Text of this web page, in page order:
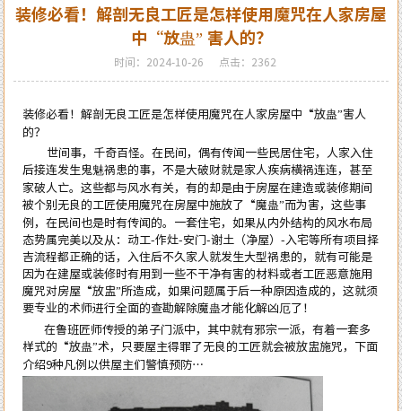
装修必看！解剖无良工匠是怎样使用魔咒在人家房屋
中“放蛊” 害人的？
时间：2024-10-26 点击：2362
装修必看！解剖无良工匠是怎样使用魔咒在人家房屋中“放蛊”害人
的？
世间事，千奇百怪。在民间，偶有传闻一些民居住宅，人家入住
后接连发生鬼魅祸患的事，不是大破财就是家人疾病横祸连连，甚至
家破人亡。这些都与风水有关，有的却是由于房屋在建造或装修期间
被个别无良的工匠使用魔咒在房屋中施放了“魔蛊”而为害，这些事
例，在民间也是时有传闻的。一套住宅，如果从内外结构的风水布局
态势属完美以及从：动工-作灶-安门-谢土（净屋）-入宅等所有项目择
吉流程都正确的话，入住后不久家人就发生大型祸患的，就有可能是
因为在建屋或装修时有用到一些不干净有害的材料或者工匠恶意施用
魔咒对房屋“放盅”所造成，如果问题属于后一种原因造成的，这就须
要专业的术师进行全面的查勘解除魔蛊才能化解凶厄了！
在鲁班匠师传授的弟子门派中，其中就有邪宗一派，有着一套多
样式的“放蛊”术，只要屋主得罪了无良的工匠就会被放盅施咒，下面
介绍9种凡例以供屋主们警慎预防…